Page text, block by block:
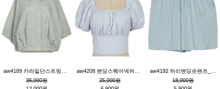
36,000원
25,000원
18,000원